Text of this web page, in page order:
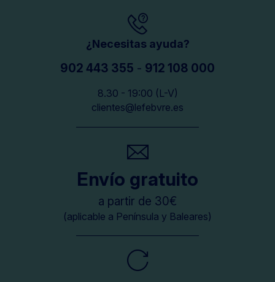
¿Necesitas ayuda?
902 443 355 - 912 108 000
8.30 - 19:00 (L-V)
clientes@lefebvre.es
Envío gratuito
a partir de 30€
(aplicable a Península y Baleares)